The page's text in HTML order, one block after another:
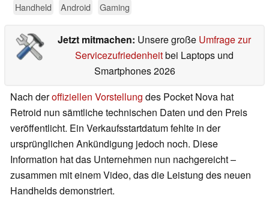
Handheld Android Gaming
Jetzt mitmachen: Unsere große Umfrage zur
Servicezufriedenheitbei Laptops und
Smartphones 2026
Nach deroffiziellen Vorstellung des Pocket Nova hat
Retroid nun sämtliche technischen Daten und den Preis
veröffentlicht. Ein Verkaufsstartdatum fehlte in der
ursprünglichen Ankündigung jedoch noch. Diese
Information hat das Unternehmen nun nachgereicht –
zusammen mit einem Video, das die Leistung des neuen
Handhelds demonstriert.